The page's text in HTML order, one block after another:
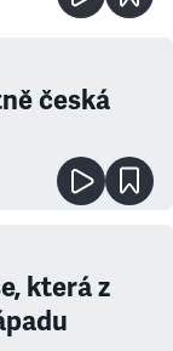
česká
která z